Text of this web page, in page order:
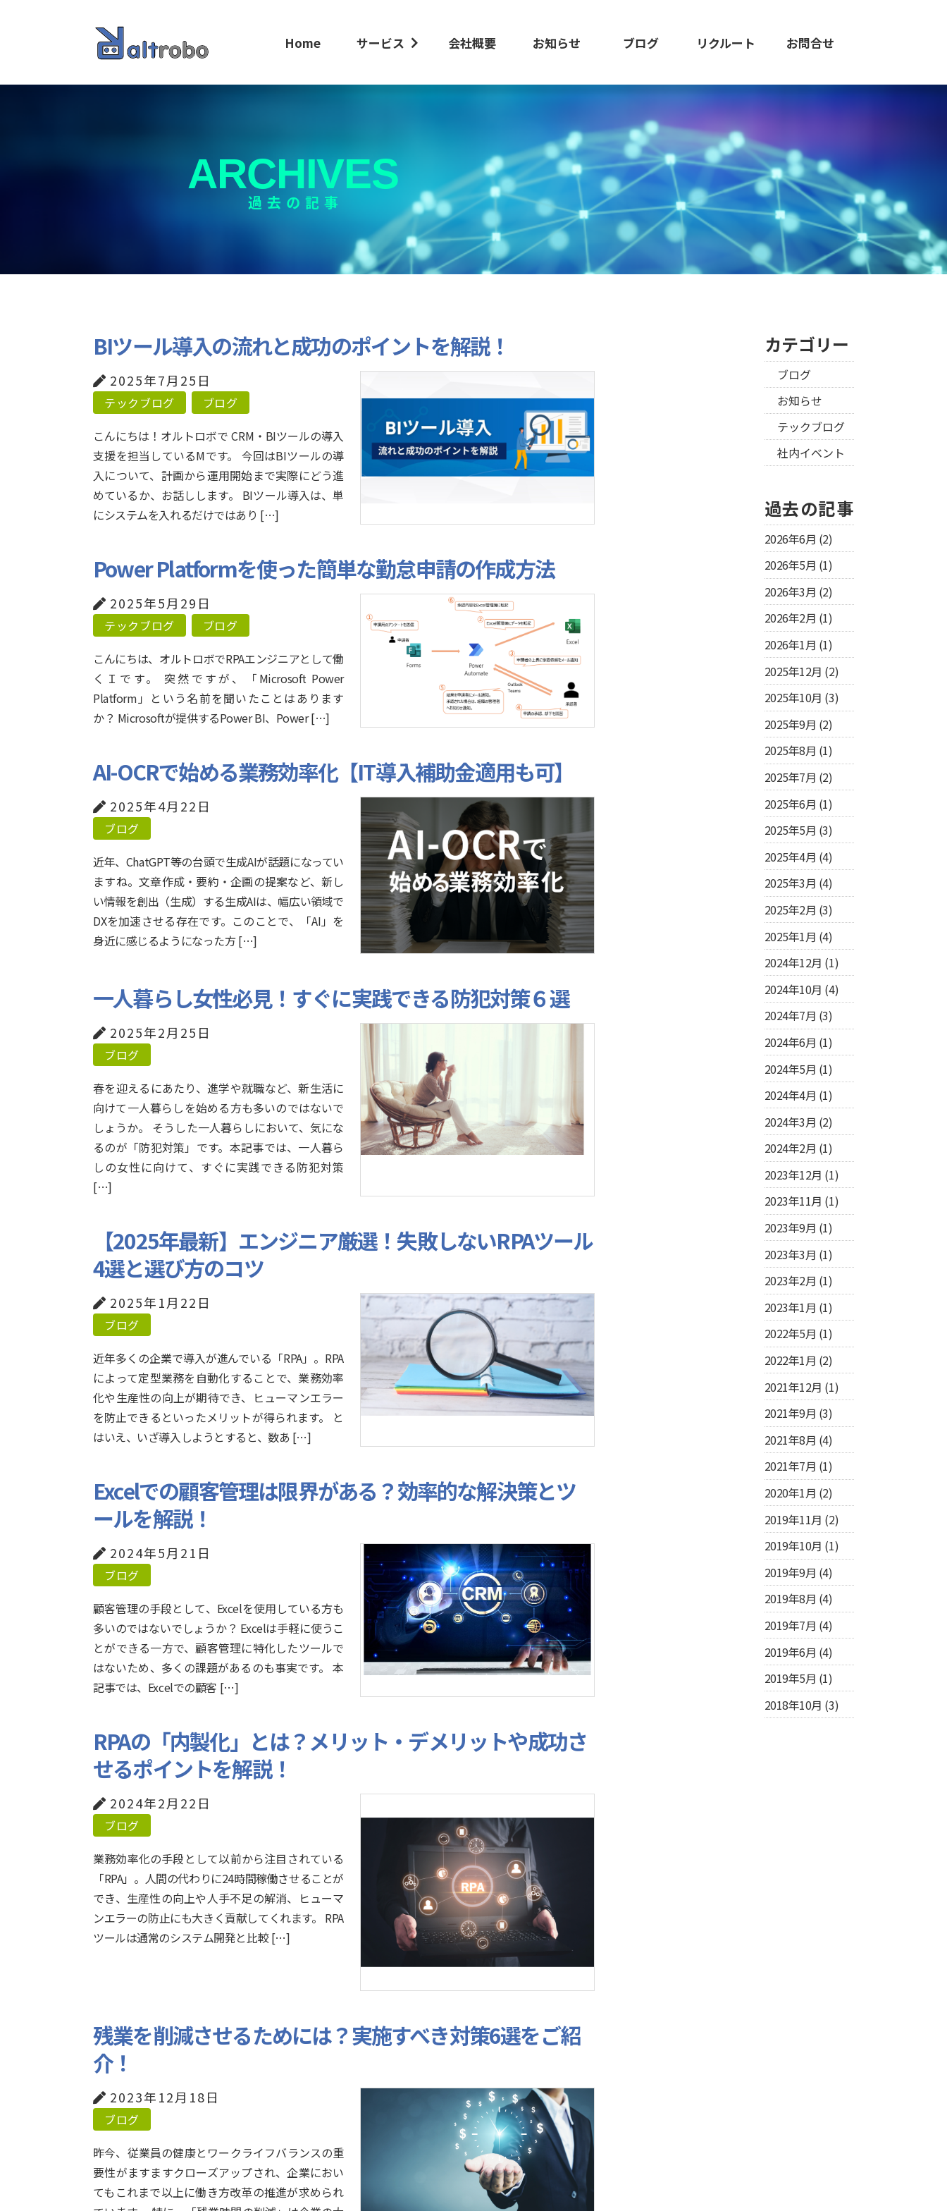
Home サービス 会社概要 お知らせ ブログ リクルート お問合せ
ARCHIVES
過去の記事
BIツール導入の流れと成功のポイントを解説！
2025年7月25日
テックブログ
ブログ
こんにちは！オルトロボで CRM・BIツールの導入
支援を担当しているMです。 今回はBIツールの導
入について、計画から運用開始まで実際にどう進
めているか、お話しします。 BIツール導入は、単
にシステムを入れるだけではあり […]
Power Platformを使った簡単な勤怠申請の作成方法
2025年5月29日
テックブログ
ブログ
こんにちは、オルトロボでRPAエンジニアとして働
くＩです。 突然ですが、「Microsoft Power
Platform」という名前を聞いたことはあります
か？ Microsoftが提供するPower BI、Power […]
AI-OCRで始める業務効率化【IT導入補助金適用も可】
2025年4月22日
ブログ
近年、ChatGPT等の台頭で生成AIが話題になってい
ますね。文章作成・要約・企画の提案など、新し
い情報を創出（生成）する生成AIは、幅広い領域で
DXを加速させる存在です。このことで、「AI」を
身近に感じるようになった方 […]
一人暮らし女性必見！すぐに実践できる防犯対策６選
2025年2月25日
ブログ
春を迎えるにあたり、進学や就職など、新生活に
向けて一人暮らしを始める方も多いのではないで
しょうか。 そうした一人暮らしにおいて、気にな
るのが「防犯対策」です。本記事では、一人暮ら
しの女性に向けて、すぐに実践できる防犯対策
[…]
【2025年最新】エンジニア厳選！失敗しないRPAツール
4選と選び方のコツ
2025年1月22日
ブログ
近年多くの企業で導入が進んでいる「RPA」。RPA
によって定型業務を自動化することで、業務効率
化や生産性の向上が期待でき、ヒューマンエラー
を防止できるといったメリットが得られます。 と
はいえ、いざ導入しようとすると、数あ […]
Excelでの顧客管理は限界がある？効率的な解決策とツ
ールを解説！
2024年5月21日
ブログ
顧客管理の手段として、Excelを使用している方も
多いのではないでしょうか？ Excelは手軽に使うこ
とができる一方で、顧客管理に特化したツールで
はないため、多くの課題があるのも事実です。 本
記事では、Excelでの顧客 […]
RPAの「内製化」とは？メリット・デメリットや成功さ
せるポイントを解説！
2024年2月22日
ブログ
業務効率化の手段として以前から注目されている
「RPA」。人間の代わりに24時間稼働させることが
でき、生産性の向上や人手不足の解消、ヒューマ
ンエラーの防止にも大きく貢献してくれます。 RPA
ツールは通常のシステム開発と比較 […]
残業を削減させるためには？実施すべき対策6選をご紹
介！
2023年12月18日
ブログ
昨今、従業員の健康とワークライフバランスの重
要性がますますクローズアップされ、企業におい
てもこれまで以上に働き方改革の推進が求められ
カテゴリー
ブログ
お知らせ
テックブログ
社内イベント
過去の記事
2026年6月 (2)
2026年5月 (1)
2026年3月 (2)
2026年2月 (1)
2026年1月 (1)
2025年12月 (2)
2025年10月 (3)
2025年9月 (2)
2025年8月 (1)
2025年7月 (2)
2025年6月 (1)
2025年5月 (3)
2025年4月 (4)
2025年3月 (4)
2025年2月 (3)
2025年1月 (4)
2024年12月 (1)
2024年10月 (4)
2024年7月 (3)
2024年6月 (1)
2024年5月 (1)
2024年4月 (1)
2024年3月 (2)
2024年2月 (1)
2023年12月 (1)
2023年11月 (1)
2023年9月 (1)
2023年3月 (1)
2023年2月 (1)
2023年1月 (1)
2022年5月 (1)
2022年1月 (2)
2021年12月 (1)
2021年9月 (3)
2021年8月 (4)
2021年7月 (1)
2020年1月 (2)
2019年11月 (2)
2019年10月 (1)
2019年9月 (4)
2019年8月 (4)
2019年7月 (4)
2019年6月 (4)
2019年5月 (1)
2018年10月 (3)